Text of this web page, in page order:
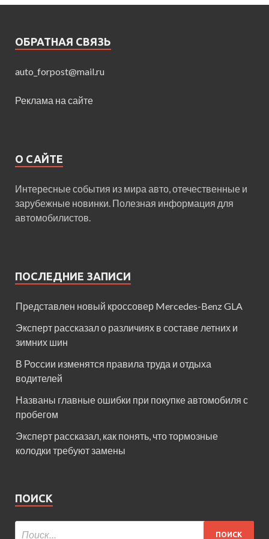
ОБРАТНАЯ СВЯЗЬ
auto_forpost@mail.ru
Реклама на сайте
О САЙТЕ
Интересные события из мира авто, отечественные и
зарубежные новинки. Полезная информация для
автомобилистов.
ПОСЛЕДНИЕ ЗАПИСИ
Представлен новый кроссовер Mercedes-Benz GLA
Эксперт рассказал о различиях в составе летних и
зимних шин
В России изменятся правила труда и отдыха
водителей
Названы главные ошибки при покупке автомобиля с
пробегом
Эксперт рассказал, как понять, что тормозные
колодки требуют замены
ПОИСК